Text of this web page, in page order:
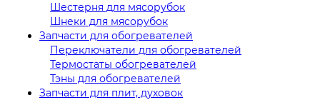
Шестерня для мясорубок
Шнеки для мясорубок
Запчасти для обогревателей
Переключатели для обогревателей
Термостаты обогревателей
Тэны для обогревателей
Запчасти для плит, духовок